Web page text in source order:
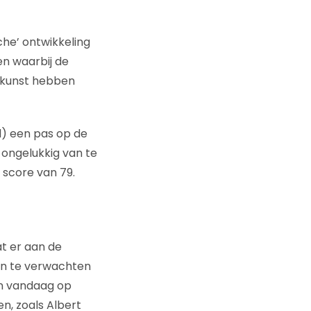
ontwikkeling
waarbij de
hebben
een pas op de
van te
van 79.
er aan de
te verwachten
vandaag op
zoals Albert